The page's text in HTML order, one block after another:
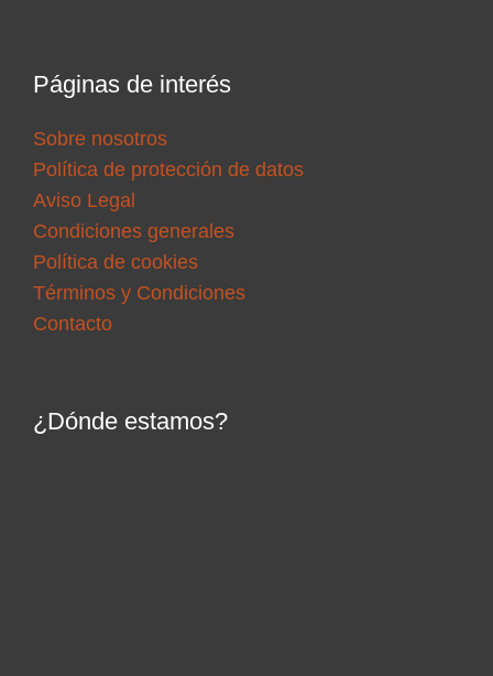
Páginas de interés
Sobre nosotros
Política de protección de datos
Aviso Legal
Condiciones generales
Política de cookies
Términos y Condiciones
Contacto
¿Dónde estamos?